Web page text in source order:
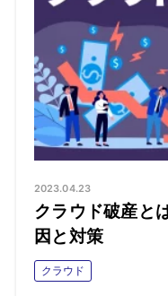
2023.04.23
クラウド破産と
因と対策
クラウド